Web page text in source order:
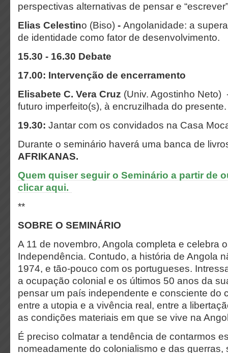
perspectivas alternativas de pensar e
Elias Celestino (Biso) - Angolanidade: a
de identidade como fator de desenvolvimento.
15.30 - 16.30 Debate
17.00: Intervenção de encerramento
Elisabete C. Vera Cruz (Univ. Agostinho Neto)
futuro imperfeito(s), à encruzilhada do presente.
19.30: Jantar com os convidados na Casa
Durante o seminário haverá uma banca de
AFRIKANAS.
Quem quiser seguir o Seminário a partir de
clicar aqui.
**
SOBRE O SEMINÁRIO
A 11 de novembro, Angola completa e celebra
Independência. Contudo, a história de Angola
1974, e tão-pouco com os portugueses.
a ocupação colonial e os últimos 50 anos da
pensar um país independente e consciente do
entre a utopia e a vivência real, entre a
as condições materiais em que se vive na
É preciso colmatar a tendência de contarmos
nomeadamente do colonialismo e das guerras,